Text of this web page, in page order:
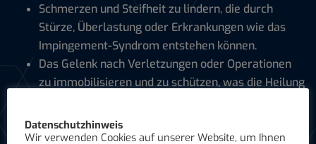
Schmerzen und Steifheit zu lindern, die durch
Stürze, Überlastung oder Erkrankungen wie das
Impingement-Syndrom entstehen können.
Das Gelenk nach Verletzungen oder Operationen
zu immobilisieren und zu schützen, was die Heilung
Die Schulter bei Erkrankungen wie einer
ausgekugelten Schulter oder Schultersteife zu
Datenschutzhinweis
Wir verwenden Cookies auf unserer Website, um Ihnen